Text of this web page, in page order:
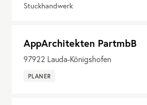
Stuckhandwerk
AppArchitekten PartmbB
97922 Lauda-Königshofen
PLANER